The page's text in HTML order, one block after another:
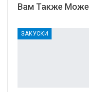
Вам Также
ЗАКУСКИ